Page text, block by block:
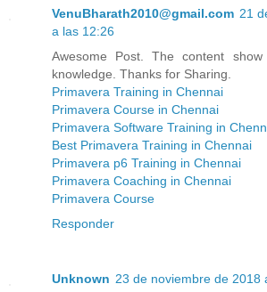
VenuBharath2010@gmail.com 21
a las 12:26
Awesome Post. The content
knowledge. Thanks for Sharing.
Primavera Training in Chennai
Primavera Course in Chennai
Primavera Software Training in
Best Primavera Training in Chennai
Primavera p6 Training in Chennai
Primavera Coaching in Chennai
Primavera Course
Responder
Unknown 23 de noviembre de 2018